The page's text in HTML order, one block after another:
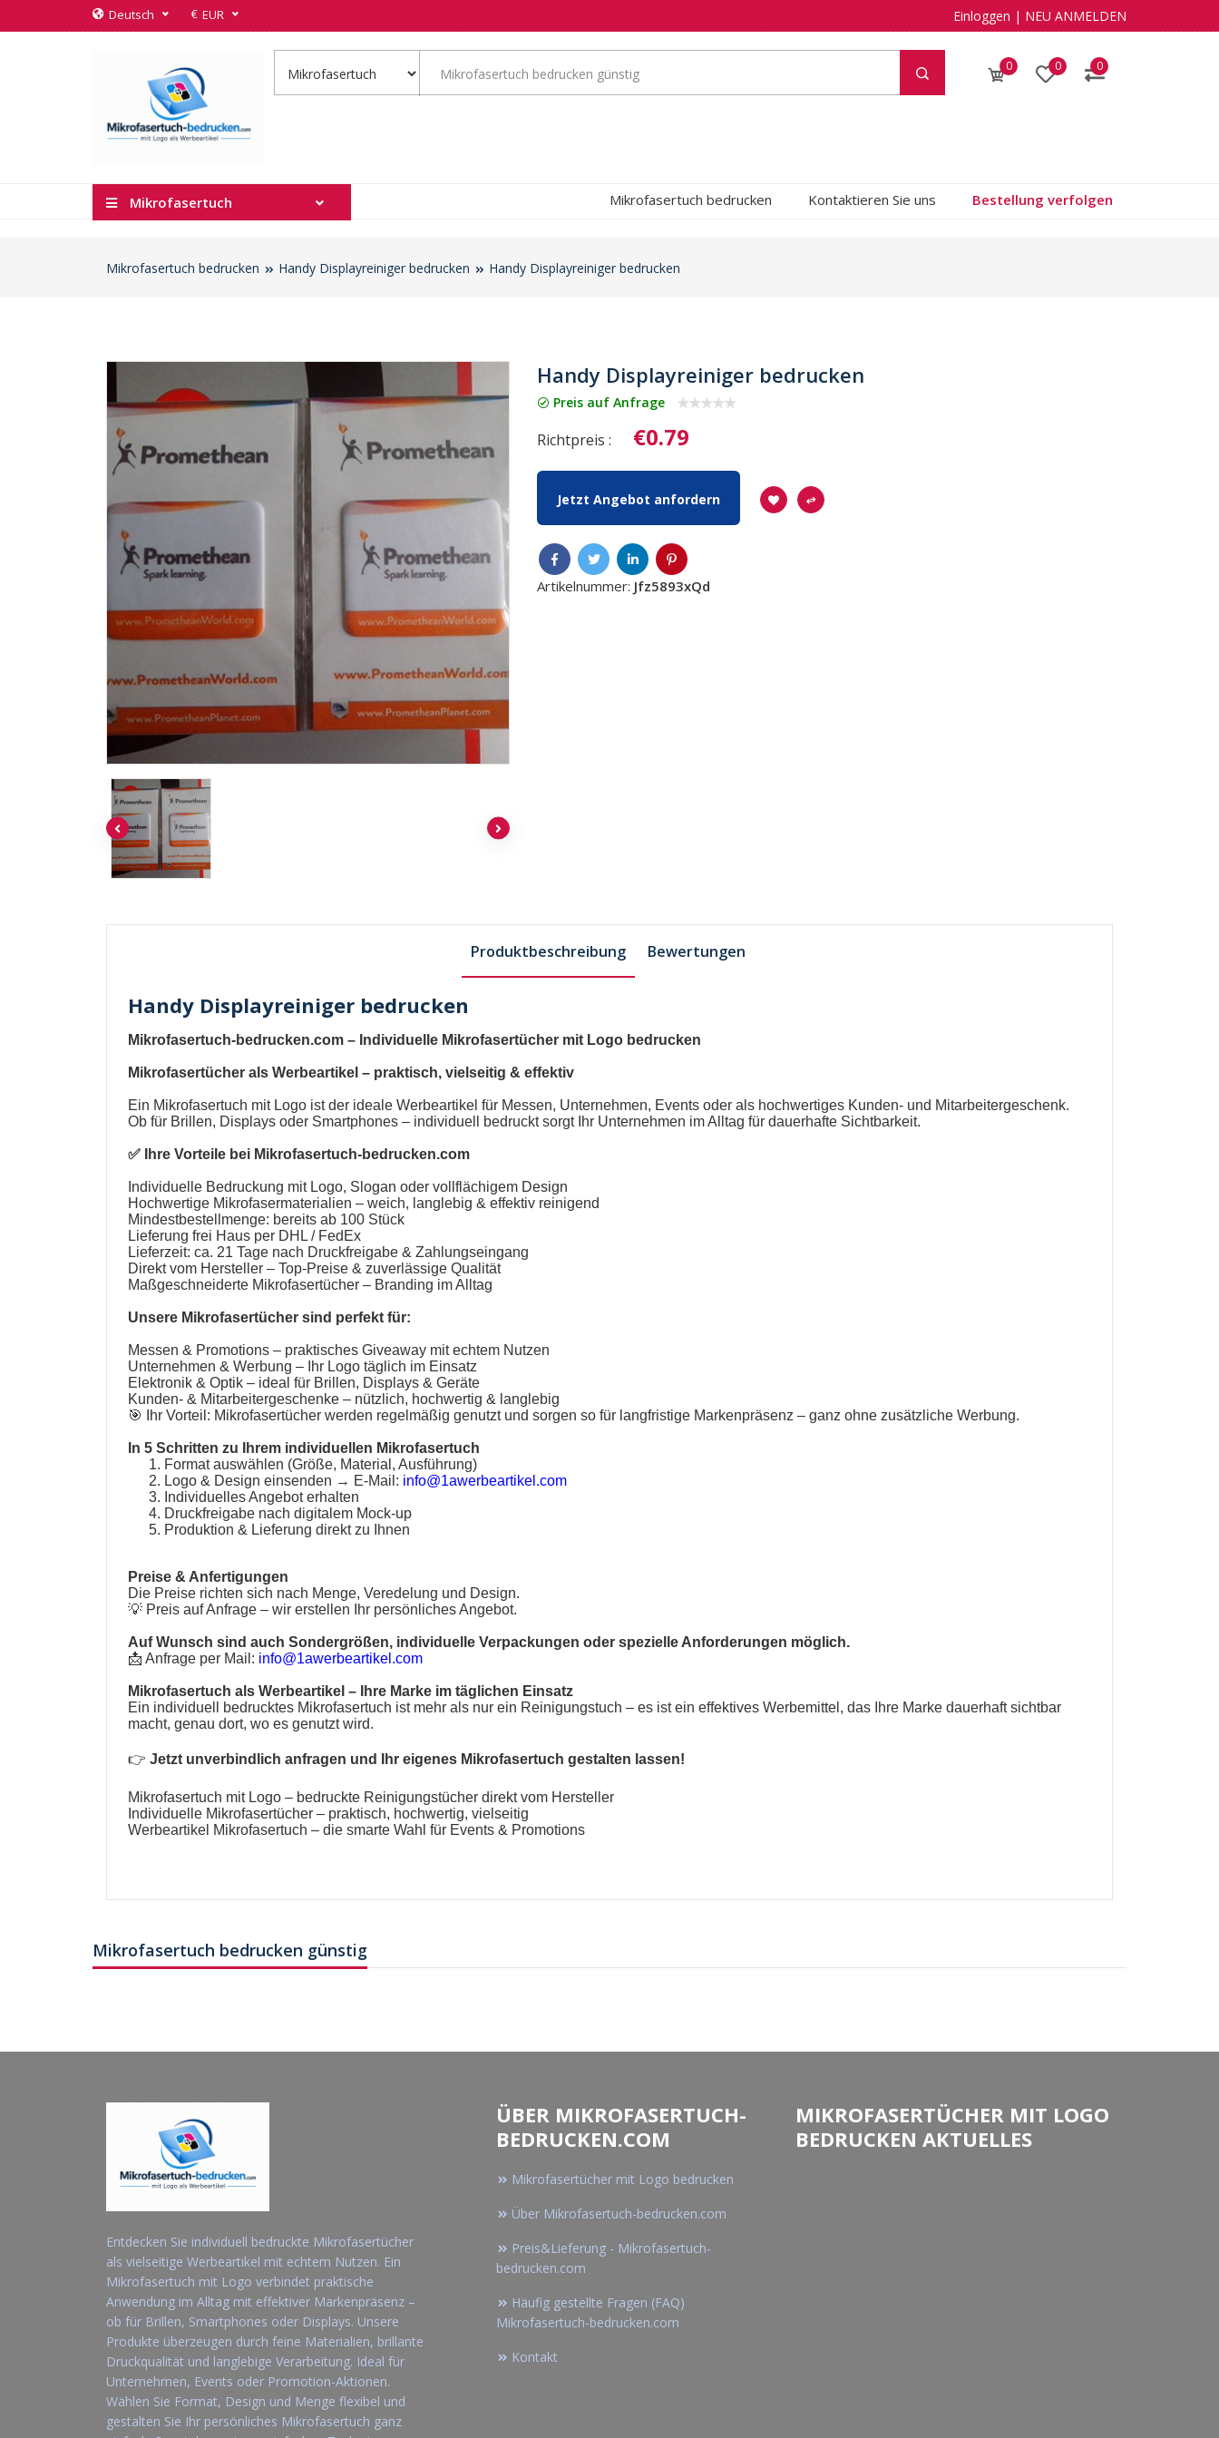
Deutsch € EUR Einloggen | NEU ANMELDEN
0 0 0
Mikrofasertuch Mikrofasertuch bedrucken Kontaktieren Sie uns Bestellung verfolgen
Mikrofasertuch bedrucken Handy Displayreiniger bedrucken Handy Displayreiniger bedrucken
Handy Displayreiniger bedrucken
Preis auf Anfrage
Richtpreis : €0.79
Jetzt Angebot anfordern
Artikelnummer: Jfz5893xQd
Produktbeschreibung Bewertungen
Handy Displayreiniger bedrucken
Mikrofasertuch-bedrucken.com – Individuelle Mikrofasertücher mit Logo bedrucken
Mikrofasertücher als Werbeartikel – praktisch, vielseitig & effektiv
Ein Mikrofasertuch mit Logo ist der ideale Werbeartikel für Messen, Unternehmen, Events oder als hochwertiges Kunden- und Mitarbeitergeschenk.
Ob für Brillen, Displays oder Smartphones – individuell bedruckt sorgt Ihr Unternehmen im Alltag für dauerhafte Sichtbarkeit.
✅ Ihre Vorteile bei Mikrofasertuch-bedrucken.com
Individuelle Bedruckung mit Logo, Slogan oder vollflächigem Design
Hochwertige Mikrofasermaterialien – weich, langlebig & effektiv reinigend
Mindestbestellmenge: bereits ab 100 Stück
Lieferung frei Haus per DHL / FedEx
Lieferzeit: ca. 21 Tage nach Druckfreigabe & Zahlungseingang
Direkt vom Hersteller – Top-Preise & zuverlässige Qualität
Maßgeschneiderte Mikrofasertücher – Branding im Alltag
Unsere Mikrofasertücher sind perfekt für:
Messen & Promotions – praktisches Giveaway mit echtem Nutzen
Unternehmen & Werbung – Ihr Logo täglich im Einsatz
Elektronik & Optik – ideal für Brillen, Displays & Geräte
Kunden- & Mitarbeitergeschenke – nützlich, hochwertig & langlebig
🎯 Ihr Vorteil: Mikrofasertücher werden regelmäßig genutzt und sorgen so für langfristige Markenpräsenz – ganz ohne zusätzliche Werbung.
In 5 Schritten zu Ihrem individuellen Mikrofasertuch
Format auswählen (Größe, Material, Ausführung)
Logo & Design einsenden → E-Mail: info@1awerbeartikel.com
Individuelles Angebot erhalten
Druckfreigabe nach digitalem Mock-up
Produktion & Lieferung direkt zu Ihnen
Preise & Anfertigungen
Die Preise richten sich nach Menge, Veredelung und Design.
💡 Preis auf Anfrage – wir erstellen Ihr persönliches Angebot.
Auf Wunsch sind auch Sondergrößen, individuelle Verpackungen oder spezielle Anforderungen möglich.
📩 Anfrage per Mail: info@1awerbeartikel.com
Mikrofasertuch als Werbeartikel– Ihre Marke im täglichen Einsatz
Ein individuell bedrucktes Mikrofasertuch ist mehr als nur ein Reinigungstuch – es ist ein effektives Werbemittel, das Ihre Marke dauerhaft sichtbar
macht, genau dort, wo es genutzt wird.
👉Jetzt unverbindlich anfragen und Ihr eigenes Mikrofasertuch gestalten lassen!
Mikrofasertuch mit Logo – bedruckte Reinigungstücher direkt vom Hersteller
Individuelle Mikrofasertücher – praktisch, hochwertig, vielseitig
Werbeartikel Mikrofasertuch – die smarte Wahl für Events & Promotions
Mikrofasertuch bedrucken günstig
Entdecken Sie individuell bedruckte Mikrofasertücher
als vielseitige Werbeartikel mit echtem Nutzen. Ein
Mikrofasertuch mit Logo verbindet praktische
Anwendung im Alltag mit effektiver Markenpräsenz –
ob für Brillen, Smartphones oder Displays. Unsere
Produkte überzeugen durch feine Materialien, brillante
Druckqualität und langlebige Verarbeitung. Ideal für
Unternehmen, Events oder Promotion-Aktionen.
Wählen Sie Format, Design und Menge flexibel und
gestalten Sie Ihr persönliches Mikrofasertuch ganz
ÜBER MIKROFASERTUCH-
BEDRUCKEN.COM
Mikrofasertücher mit Logo bedrucken
Über Mikrofasertuch-bedrucken.com
Preis&Lieferung - Mikrofasertuch-
bedrucken.com
Häufig gestellte Fragen (FAQ)
Mikrofasertuch-bedrucken.com
Kontakt
MIKROFASERTÜCHER MIT LOGO
BEDRUCKEN AKTUELLES